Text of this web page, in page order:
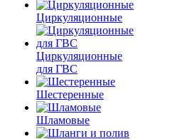
Циркуляционные
Циркуляционные
для ГВС
Шестеренные
Шламовые